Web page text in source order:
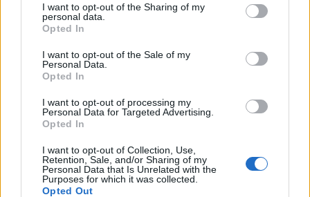
I want to opt-out of the Sharing of my
personal data.
Opted In
I want to opt-out of the Sale of my
Personal Data.
Opted In
I want to opt-out of processing my
Personal Data for Targeted Advertising.
Opted In
I want to opt-out of Collection, Use,
Retention, Sale, and/or Sharing of my
Personal Data that Is Unrelated with the
Purposes for which it was collected.
Opted Out
Contacto
Dirección
Garelly de la Cámara, 2
39770 Laredo (Cantabria)
Teléfono
942612987